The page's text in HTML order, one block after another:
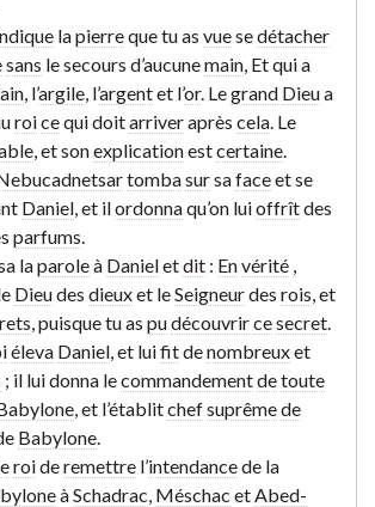
lapierreque tu as vuesedétacher
sans le secours d’aucunemain , Et qui a
, l’argile , l’argentet l’or. Legrand Dieua
roicequi doitarriveraprès cela . Le
, et sonexplicationestcertaine
tombasursafaceet se
Daniel , et ilordonnaqu’on luioffrîtdes
parfums
laparoleà Danieletdit : Envérité
Dieudes dieuxet leSeigneurdes rois , et
, puisque tu as pudécouvrircesecret
éleva Daniel , et luifitdenombreuxet
; il lui donna lecommandementdetoute
, et l’établitchefsuprêmede
Babylone
roideremettre l’intendancede la
àSchadrac Méschac et Abed-